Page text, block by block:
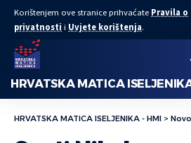
Korištenjem ove stranice prihvaćate Pravila o
privatnosti i Uvjete korištenja.
HRVATSKA MATICA
HRVATSKA MATICA ISELJENIKA - HMI >